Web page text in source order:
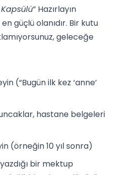
” Hazırlayın
güçlü olanıdır. Bir kutu
geleceğe
(“Bugün ilk kez ‘anne’
hastane belgeleri
(örneğin 10 yıl sonra)
bir mektup